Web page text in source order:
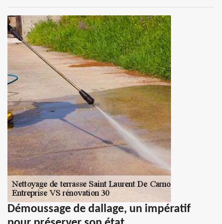
Démoussage de dallage, un impératif